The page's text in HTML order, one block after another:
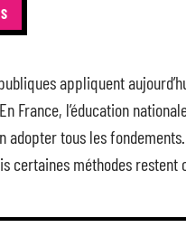
appliquent
France, l’éducation
adopter tous les
certaines méthodes